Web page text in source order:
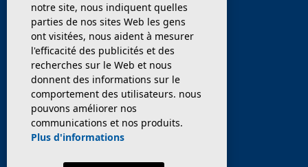
PROPRIÉTÉS
SERVICES
VENDEZ / TRANSFÉRER
NOUVELLES
notre site, nous indiquent quelles
parties de nos sites Web les gens
ont visitées, nous aident à mesurer
l'efficacité des publicités et des
recherches sur le Web et nous
donnent des informations sur le
comportement des utilisateurs. nous
pouvons améliorer nos
communications et nos produits.
Plus d'informations